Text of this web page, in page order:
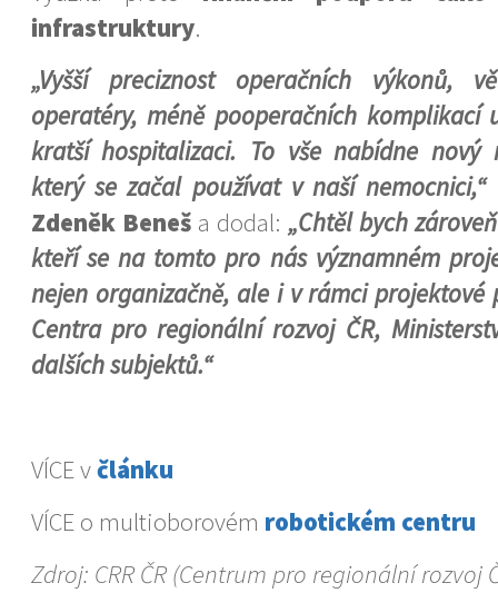
infrastruktury.
„Vyšší preciznost operačních výkonů,
operatéry, méně pooperačních komplikací
kratší hospitalizaci. To vše nabídne nový
který se začal používat v naší nemocnici,“
Zdeněk Beneša dodal: „Chtěl bych
kteří se na tomto pro nás významném
nejen organizačně, ale i v rámci projektové
Centra pro regionální rozvoj ČR,
dalších subjektů.“
VÍCE včlánku
VÍCE o multioborovém robotickém centru
Zdroj: CRR ČR (Centrum pro regionální rozvoj